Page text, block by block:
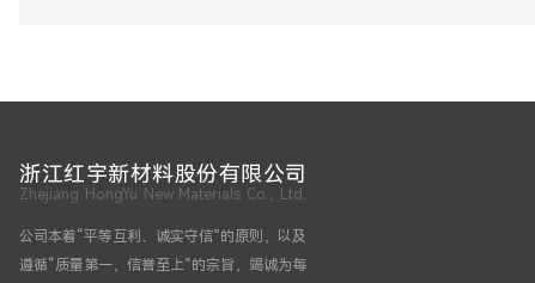
浙江红宇新材料股份有限公司
Zhejiang HongYu New Materials Co., Ltd.
公司本着“平等互利、诚实守信”的原则，以及
遵循“质量第一，信誉至上”的宗旨，竭诚为每